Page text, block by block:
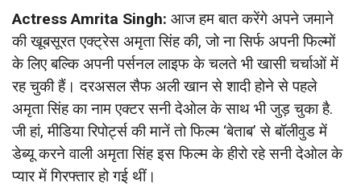
Actress Amrita Singh: आज हम बात करेंगे अपने जमाने
की खूबसूरत एक्ट्रेस अमृता सिंह की, जो ना सिर्फ अपनी फिल्मों
के लिए बल्कि अपनी पर्सनल लाइफ के चलते भी खासी चर्चाओं में
रह चुकी हैं। दरअसल सैफ अली खान से शादी होने से पहले
अमृता सिंह का नाम एक्टर सनी देओल के साथ भी जुड़ चुका है.
जी हां, मीडिया रिपोर्ट्स की मानें तो फिल्म ‘बेताब’ से बॉलीवुड में
डेब्यू करने वाली अमृता सिंह इस फिल्म के हीरो रहे सनी देओल के
प्यार में गिरफ्तार हो गई थीं।